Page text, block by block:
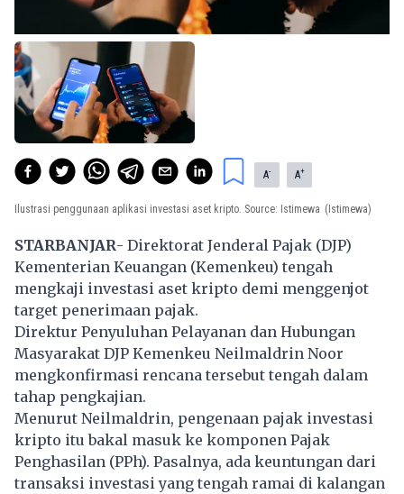
A- A+
Ilustrasi penggunaan aplikasi investasi aset kripto. Source: Istimewa (Istimewa)
STARBANJAR- Direktorat Jenderal Pajak (DJP)
Kementerian Keuangan (Kemenkeu) tengah
mengkaji investasi aset kripto demi menggenjot
target penerimaan pajak.
Direktur Penyuluhan Pelayanan dan Hubungan
Masyarakat DJP Kemenkeu Neilmaldrin Noor
mengkonfirmasi rencana tersebut tengah dalam
tahap pengkajian.
Menurut Neilmaldrin, pengenaan pajak investasi
kripto itu bakal masuk ke komponen Pajak
Penghasilan (PPh). Pasalnya, ada keuntungan dari
transaksi investasi yang tengah ramai di kalangan